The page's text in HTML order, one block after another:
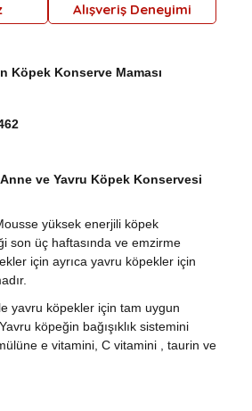
Alışveriş Deneyimi
Köpek Konserve Maması
ve Yavru Köpek Konservesi
yüksek enerjili köpek
son üç haftasında ve emzirme
için ayrıca yavru köpekler için
yavru köpekler için tam uygun
köpeğin bağışıklık sistemini
e vitamini, C vitamini , taurin ve